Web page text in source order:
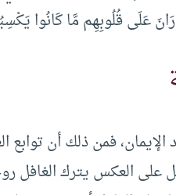
عَلَى قُلُوبِهِم مَّا كَانُوا
الإيمان، فمن ذلك أن
على العكس يترك